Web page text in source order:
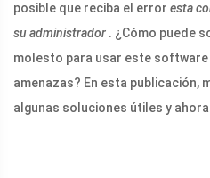
posible que reciba el error esta
su administrador . ¿Cómo puede
molesto para usar este
amenazas? En esta publicación,
algunas soluciones útiles y